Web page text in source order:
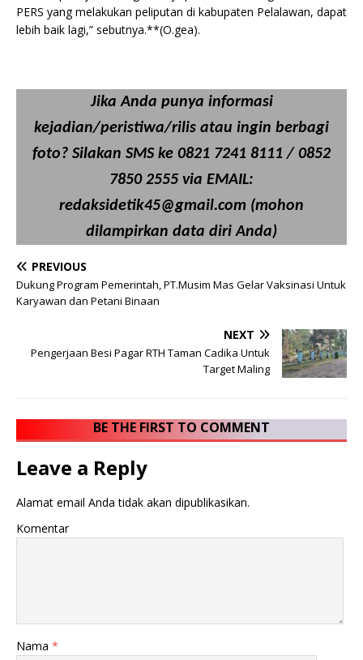
PERS yang melakukan peliputan di kabupaten Pelalawan, dapat
lebih baik lagi,” sebutnya.**(O.gea).
Jika Anda punya informasi
kejadian/peristiwa/rilis atau ingin berbagi
foto? Silakan SMS ke 0821 7241 8111 / 0852
7850 2555 via EMAIL:
redaksidetik45@gmail.com (mohon
dilampirkan data diri Anda)
PREVIOUS
Dukung Program Pemerintah, PT.Musim Mas Gelar Vaksinasi Untuk
Karyawan dan Petani Binaan
NEXT
Pengerjaan Besi Pagar RTH Taman Cadika Untuk
Target Maling
BE THE FIRST TO COMMENT
Leave a Reply
Alamat email Anda tidak akan dipublikasikan.
Komentar
Nama *